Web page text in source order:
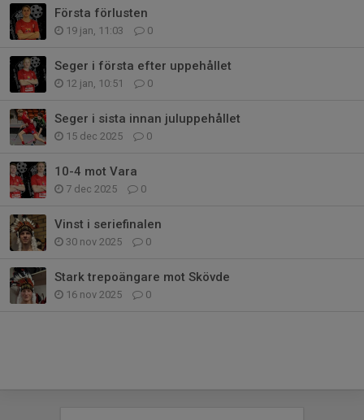
Första förlusten
19 jan, 11:03 0
Seger i första efter uppehållet
12 jan, 10:51 0
Seger i sista innan juluppehållet
15 dec 2025 0
10-4 mot Vara
7 dec 2025 0
Vinst i seriefinalen
30 nov 2025 0
Stark trepoängare mot Skövde
16 nov 2025 0